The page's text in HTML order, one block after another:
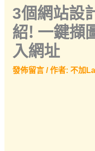
3個網站設
紹! 一鍵擷
入網址
發佈留言/ 作者: 不加